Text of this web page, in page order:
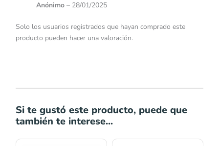
Anónimo – 28/01/2025
Solo los usuarios registrados que hayan comprado este
producto pueden hacer una valoración.
Si te gustó este producto, puede que
también te interese...